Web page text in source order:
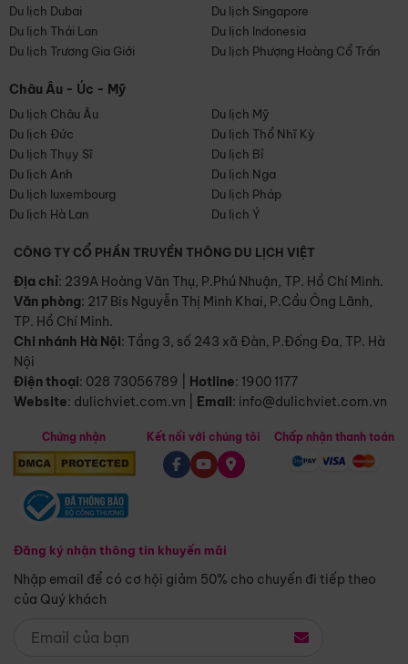
Du lịch Dubai
Du lịch Singapore
Du lịch Thái Lan
Du lịch Indonesia
Du lịch Trương Gia Giới
Du lịch Phượng Hoàng Cổ Trấn
Châu Âu - Úc - Mỹ
Du lịch Châu Âu
Du lịch Mỹ
Du lịch Đức
Du lịch Thổ Nhĩ Kỳ
Du lịch Thụy Sĩ
Du lịch Bỉ
Du lịch Anh
Du lịch Nga
Du lịch luxembourg
Du lịch Pháp
Du lịch Hà Lan
Du lịch Ý
CÔNG TY CỔ PHẦN TRUYỀN THÔNG DU LỊCH VIỆT
Địa chỉ: 239A Hoàng Văn Thụ, P.Phú Nhuận, TP. Hồ Chí Minh.
Văn phòng: 217 Bis Nguyễn Thị Minh Khai, P.Cầu Ông Lãnh,
TP. Hồ Chí Minh.
Chi nhánh Hà Nội: Tầng 3, số 243 xã Đàn, P.Đống Đa, TP. Hà
Nội
Điện thoại: 028 73056789 Hotline: 1900 1177
Website: dulichviet.com.vn Email: info@dulichviet.com.vn
Chứng nhận
Đăng ký nhận thông tin khuyến mãi
Nhập email để có cơ hội giảm 50% cho chuyến đi tiếp theo
của Quý khách
Kết nối với chúng tôi Chấp nhận thanh toán